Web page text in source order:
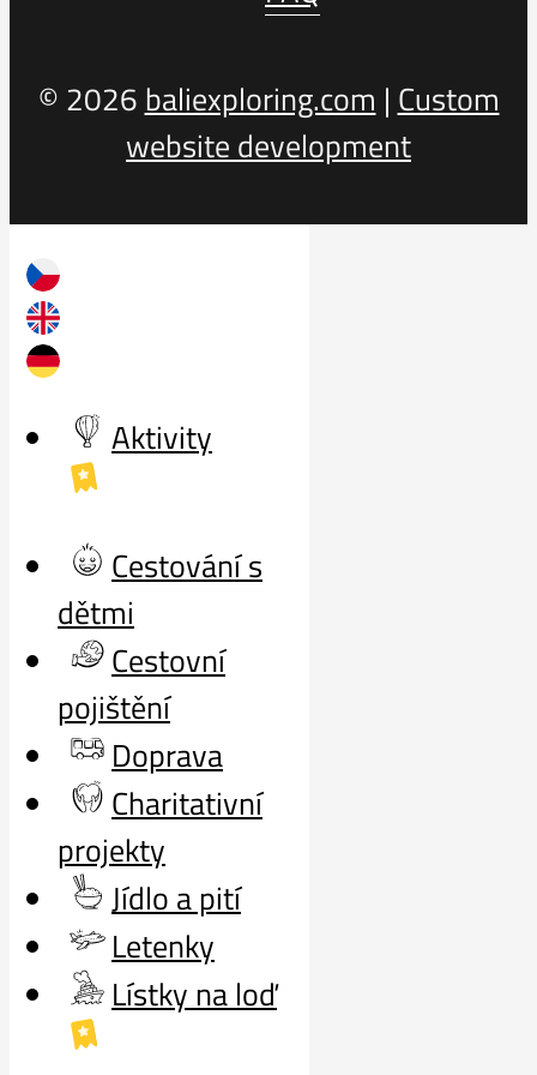
© 2026 baliexploring.com | Custom
website development
Aktivity
Cestování s
dětmi
Cestovní
pojištění
Doprava
Charitativní
projekty
Jídlo a pití
Letenky
Lístky na loď